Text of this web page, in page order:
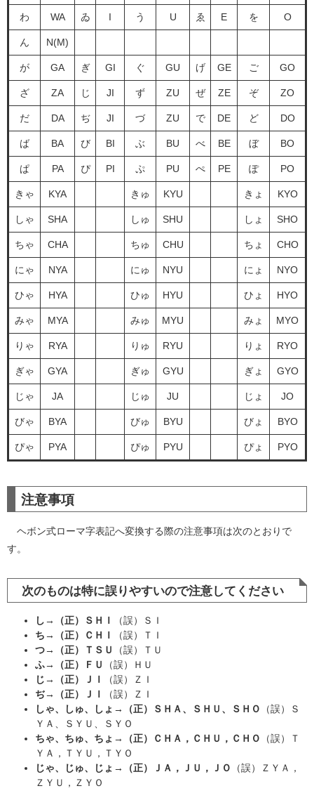
わ WA ゐ I う U ゑ E を O
ん N(M)
が GA ぎ GI ぐ GU げ GE ご GO
ざ ZA じ JI ず ZU ぜ ZE ぞ ZO
だ DA ぢ JI づ ZU で DE ど DO
ば BA び BI ぶ BU べ BE ぼ BO
ぱ PA ぴ PI ぷ PU ぺ PE ぽ PO
きゃ KYA きゅ KYU きょ KYO
しゃ SHA しゅ SHU しょ SHO
ちゃ CHA ちゅ CHU ちょ CHO
にゃ NYA にゅ NYU にょ NYO
ひゃ HYA ひゅ HYU ひょ HYO
みゃ MYA みゅ MYU みょ MYO
りゃ RYA りゅ RYU りょ RYO
ぎゃ GYA ぎゅ GYU ぎょ GYO
じゃ JA じゅ JU じょ JO
びゃ BYA びゅ BYU びょ BYO
ぴゃ PYA ぴゅ PYU ぴょ PYO
注意事項
ヘボン式ローマ字表記へ変換する際の注意事項は次のとおりで
す。
次のものは特に誤りやすいので注意してください
し→（正）ＳＨＩ
（誤）ＳＩ
ち→（正）ＣＨＩ
（誤）ＴＩ
つ→（正）ＴＳＵ
（誤）ＴＵ
ふ→（正）ＦＵ
（誤）ＨＵ
じ→（正）ＪＩ
（誤）ＺＩ
ぢ→（正）ＪＩ
（誤）ＺＩ
しゃ、しゅ、しょ→（正）ＳＨＡ、ＳＨＵ、ＳＨＯ
（誤）Ｓ
ＹＡ、ＳＹＵ、ＳＹＯ
ちゃ、ちゅ、ちょ→（正）ＣＨＡ，ＣＨＵ，ＣＨＯ
（誤）Ｔ
ＹＡ，ＴＹＵ，ＴＹＯ
じゃ、じゅ、じょ→（正）ＪＡ，ＪＵ，ＪＯ
（誤）ＺＹＡ，
ＺＹＵ，ＺＹＯ